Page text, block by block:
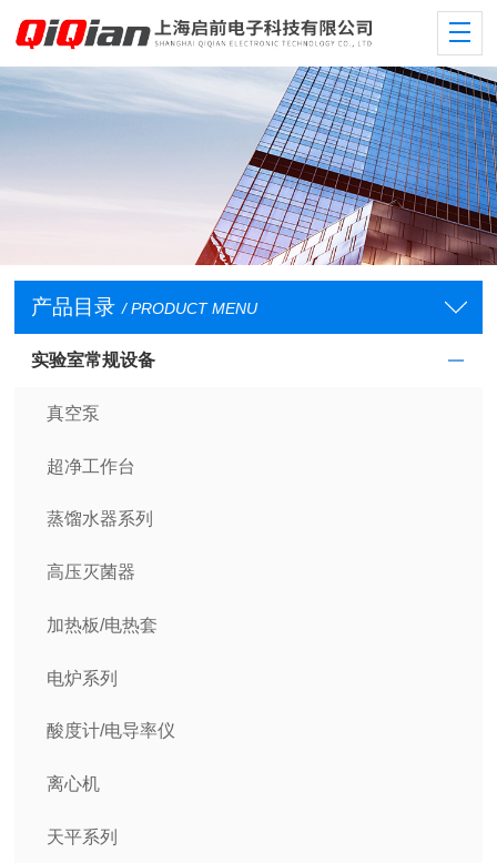
产品目录 / PRODUCT MENU
实验室常规设备
真空泵
超净工作台
蒸馏水器系列
高压灭菌器
加热板/电热套
电炉系列
酸度计/电导率仪
离心机
天平系列